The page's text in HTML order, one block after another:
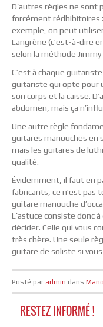
D’autres règles ne sont
forcément rédhibitoires
exemple, on peut
Langrène (c’est-à-dire
selon la méthode
C’est à chaque
guitariste qui opte pour
son corps et la caisse.
abdomen, mais ça
Une autre règle
guitares manouches
mais les guitares de
qualité.
Évidemment, il faut en
fabricants, ce n’est pas
guitare manouche
L’astuce consiste donc
décider. Celle qui vous
très chère. Une seule
guitare de soliste si
Posté par admin dans
RESTEZ INFORMÉ !